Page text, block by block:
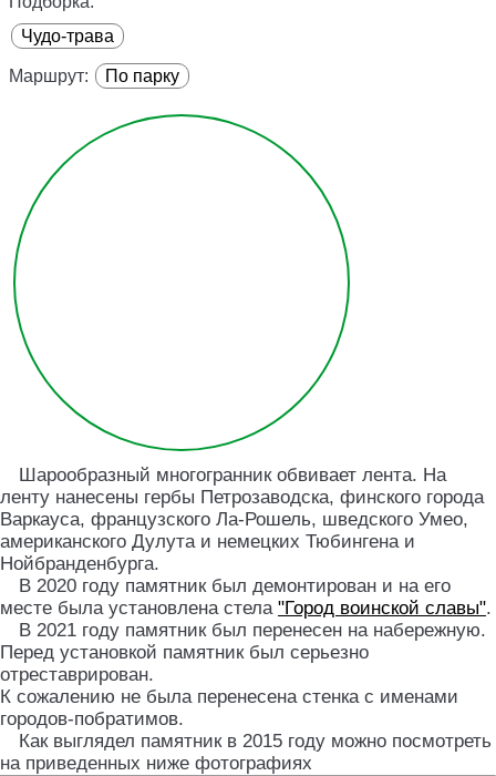
Чудо-трава
Маршрут: По парку
Шарообразный многогранник обвивает лента. На
ленту нанесены гербы Петрозаводска, финского города
Варкауса, французского Ла-Рошель, шведского Умео,
американского Дулута и немецких Тюбингена и
Нойбранденбурга.
В 2020 году памятник был демонтирован и на его
месте была установлена стела "Город воинской славы".
В 2021 году памятник был перенесен на набережную.
Перед установкой памятник был серьезно
отреставрирован.
К сожалению не была перенесена стенка с именами
городов-побратимов.
Как выглядел памятник в 2015 году можно посмотреть
на приведенных ниже фотографиях